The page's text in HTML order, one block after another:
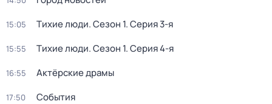
15:05 Тихие люди. Сезон 1. Серия 3-я
15:55 Тихие люди. Сезон 1. Серия 4-я
16:55 Актёрские драмы
17:50 События